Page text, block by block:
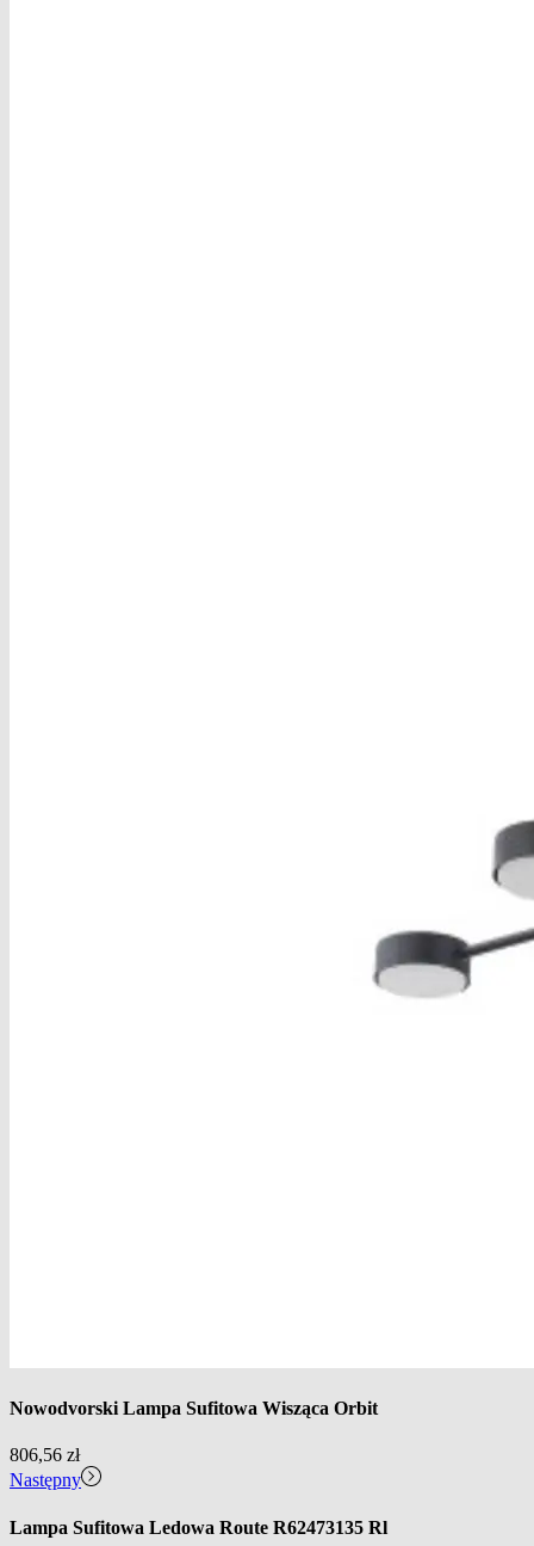
Nowodvorski Lampa Sufitowa Wisząca Orbit
806,56 zł
Następny
Lampa Sufitowa Ledowa Route R62473135 Rl